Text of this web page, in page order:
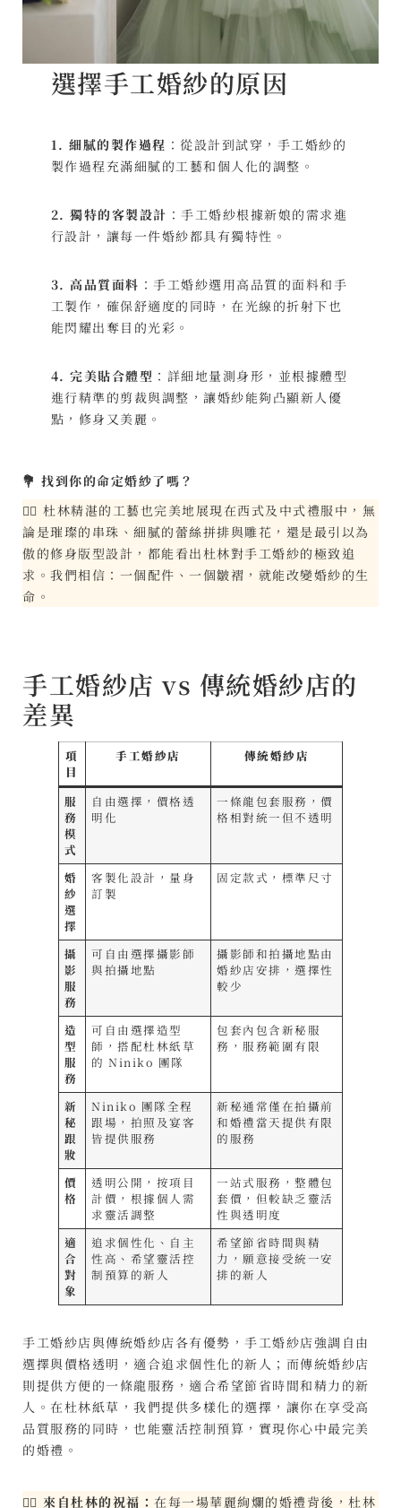
選擇手工婚紗的原因
1. 細膩的製作過程 ：從設計到試穿，手工婚紗的
製作過程充滿細膩的工藝和個人化的調整。
2. 獨特的客製設計 ：手工婚紗根據新娘的需求進
行設計，讓每一件婚紗都具有獨特性。
3. 高品質面料 ：手工婚紗選用高品質的面料和手
工製作，確保舒適度的同時，在光線的折射下也
能閃耀出奪目的光彩。
4. 完美貼合體型 ：詳細地量測身形，並根據體型
進行精準的剪裁與調整，讓婚紗能夠凸顯新人優
點，修身又美麗。
💐 找到你的命定婚紗了嗎？
👰‍♀️ 杜林精湛的工藝也完美地展現在西式及中式禮服中，無
論是璀璨的串珠、細膩的蕾絲拼排與雕花，還是最引以為
傲的修身版型設計，都能看出杜林對手工婚紗的極致追
求。我們相信：一個配件、一個皺褶，就能改變婚紗的生
命。
手工婚紗店 vs 傳統婚紗店的
差異
項
目
手工婚紗店 傳統婚紗店
服
務
模
式
自由選擇，價格透
明化
一條龍包套服務，價
格相對統一但不透明
婚
紗
選
擇
客製化設計，量身
訂製
固定款式，標準尺寸
攝
影
服
務
可自由選擇攝影師
與拍攝地點
攝影師和拍攝地點由
婚紗店安排，選擇性
較少
造
型
服
務
可自由選擇造型
師，搭配杜林紙草
的 Niniko 團隊
包套內包含新秘服
務，服務範圍有限
新
秘
跟
妝
Niniko 團隊全程
跟場，拍照及宴客
皆提供服務
新秘通常僅在拍攝前
和婚禮當天提供有限
的服務
價
格
透明公開，按項目
計價，根據個人需
求靈活調整
一站式服務，整體包
套價，但較缺乏靈活
性與透明度
適
合
對
象
追求個性化、自主
性高、希望靈活控
制預算的新人
希望節省時間與精
力，願意接受統一安
排的新人
手工婚紗店與傳統婚紗店各有優勢，手工婚紗店強調自由
選擇與價格透明，適合追求個性化的新人；而傳統婚紗店
則提供方便的一條龍服務，適合希望節省時間和精力的新
人。在杜林紙草，我們提供多樣化的選擇，讓你在享受高
品質服務的同時，也能靈活控制預算，實現你心中最完美
的婚禮。
👰‍♀️ 來自杜林的祝福： 在每一場華麗絢爛的婚禮背後，杜林